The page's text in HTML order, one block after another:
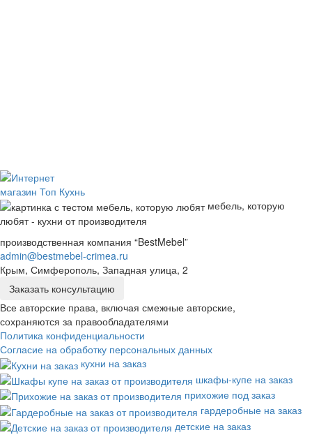
мебель, которую
любят - кухни от производителя
производственная компания “BestMebel”
admin@bestmebel-crimea.ru
Крым, Симферополь, Западная улица, 2
Заказать консультацию
Все авторские права, включая смежные авторские,
сохраняются за правообладателями
Политика конфиденциальности
Согласие на обработку персональных данных
кухни на заказ
шкафы-купе на заказ
прихожие под заказ
гардеробные на заказ
детские на заказ